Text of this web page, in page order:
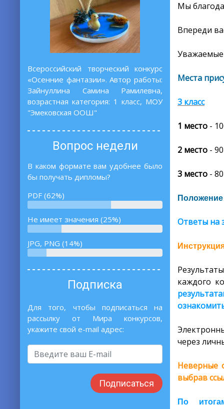
Всероссийский творческий конкурс
«Осенние фантазии». Автор работы:
Зайнуллина Самина Рамилевна,
возрастная категория: 1 класс, МОУ
"Эмековская ООШ"
Вопрос недели
В каком формате вам удобнее было
бы получать дипломы?
PDF (62%)
Не имеет значения (25%)
JPG, PNG (14%)
Подписка
Для того, чтобы подписаться на
рассылку от Мира конкурсов,
укажите свой e-mail адрес:
Подписаться
Мы
Впереди
Уважаемые
Места
3 класс
1 место -
2 место -
3 место -
Ответы на
каждого
через
Неверные
выбрав
По